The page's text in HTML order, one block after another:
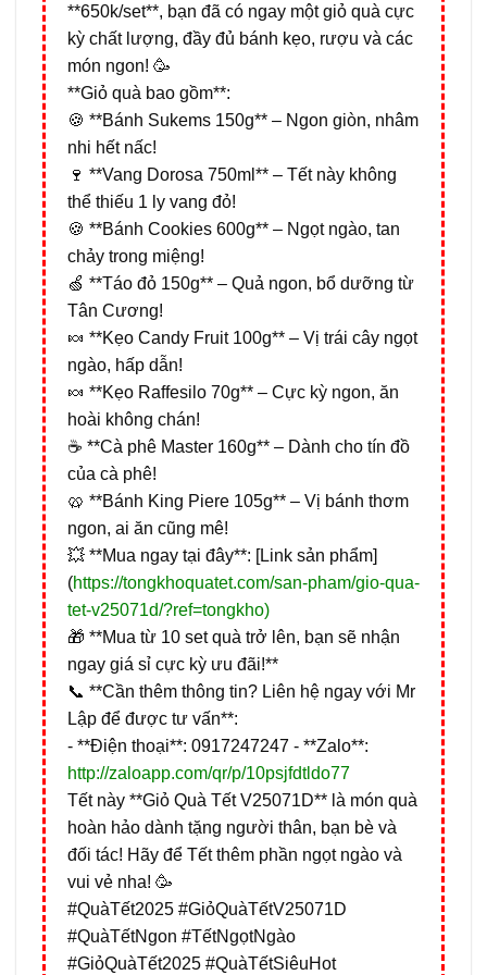
**650k/set**, bạn đã có ngay một giỏ quà cực
kỳ chất lượng, đầy đủ bánh kẹo, rượu và các
món ngon! 🥳
**Giỏ quà bao gồm**:
🍪 **Bánh Sukems 150g** – Ngon giòn, nhâm
nhi hết nấc!
🍷 **Vang Dorosa 750ml** – Tết này không
thể thiếu 1 ly vang đỏ!
🍪 **Bánh Cookies 600g** – Ngọt ngào, tan
chảy trong miệng!
🍏 **Táo đỏ 150g** – Quả ngon, bổ dưỡng từ
Tân Cương!
🍬 **Kẹo Candy Fruit 100g** – Vị trái cây ngọt
ngào, hấp dẫn!
🍬 **Kẹo Raffesilo 70g** – Cực kỳ ngon, ăn
hoài không chán!
☕ **Cà phê Master 160g** – Dành cho tín đồ
của cà phê!
🥨 **Bánh King Piere 105g** – Vị bánh thơm
ngon, ai ăn cũng mê!
💥 **Mua ngay tại đây**: [Link sản phẩm]
(https://tongkhoquatet.com/san-pham/gio-qua-
tet-v25071d/?ref=tongkho)
🎁 **Mua từ 10 set quà trở lên, bạn sẽ nhận
ngay giá sỉ cực kỳ ưu đãi!**
📞 **Cần thêm thông tin? Liên hệ ngay với Mr
Lập để được tư vấn**:
- **Điện thoại**: 0917247247 - **Zalo**:
http://zaloapp.com/qr/p/10psjfdtldo77
Tết này **Giỏ Quà Tết V25071D** là món quà
hoàn hảo dành tặng người thân, bạn bè và
đối tác! Hãy để Tết thêm phần ngọt ngào và
vui vẻ nha! 🥳
#QuàTết2025 #GiỏQuàTếtV25071D
#QuàTếtNgon #TếtNgọtNgào
#GiỏQuàTết2025 #QuàTếtSiêuHot